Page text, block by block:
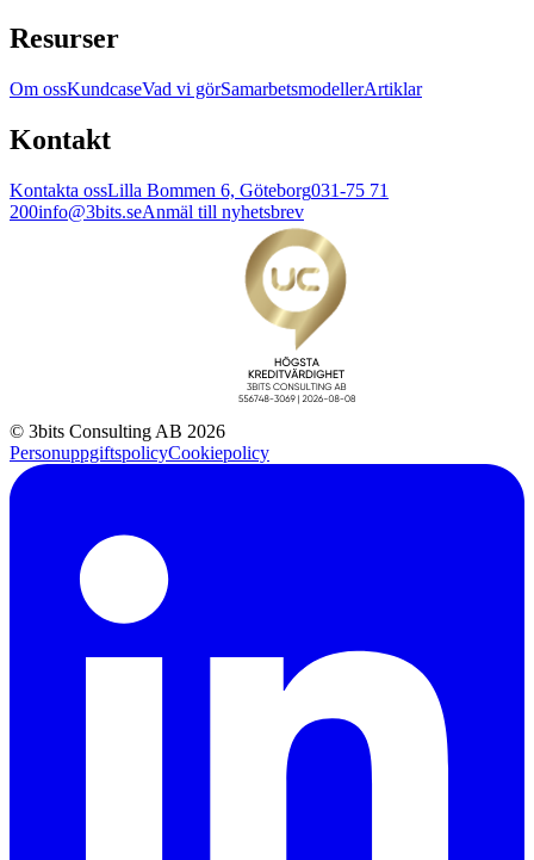
Resurser
Om ossKundcaseVad vi görSamarbetsmodellerArtiklar
Kontakt
Kontakta ossLilla Bommen 6, Göteborg031-75 71
200info@3bits.seAnmäl till nyhetsbrev
© 3bits Consulting AB 2026
PersonuppgiftspolicyCookiepolicy